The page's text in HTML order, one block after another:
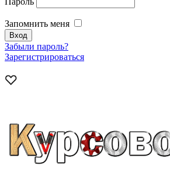
Запомнить меня
Забыли пароль?
Зарегистрироваться